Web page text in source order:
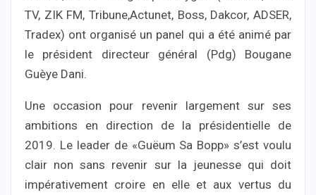
TV, ZIK FM, Tribune,Actunet, Boss, Dakcor, ADSER,
Tradex) ont organisé un panel qui a été animé par
le président directeur général (Pdg) Bougane
Guèye Dani.
Une occasion pour revenir largement sur ses
ambitions en direction de la présidentielle de
2019. Le leader de «Guëum Sa Bopp» s’est voulu
clair non sans revenir sur la jeunesse qui doit
impérativement croire en elle et aux vertus du